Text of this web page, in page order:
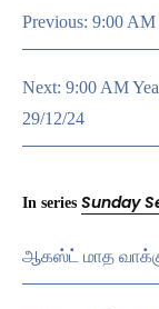
Previous: 9:00 AM
Next: 9:00 AM
29/12/24
In series Sunday
ஆகஸ்ட் மாத